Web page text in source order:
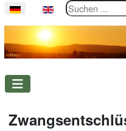
Sprache auswählenSuchen ...